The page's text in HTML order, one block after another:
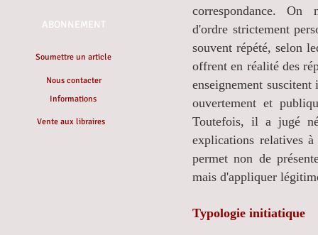
correspondance.
d'ordre strictement
souvent répété, selon
offrent en réalité des
enseignement
ouvertement et
Toutefois, il a jugé
explications relatives
permet non de
mais d'appliquer
Typologie initiatique
ABONNEMENT
Soumettre un article
Nous contacter
Informations
Vente aux libraires